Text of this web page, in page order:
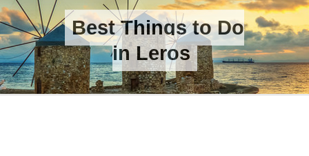
Best Things to Do
in Leros